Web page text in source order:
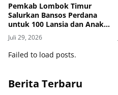
Pemkab Lombok Timur
Salurkan Bansos Perdana
untuk 100 Lansia dan Anak
Yatim di Kecamatan Sikur
Juli 29, 2026
Failed to load posts.
Berita Terbaru